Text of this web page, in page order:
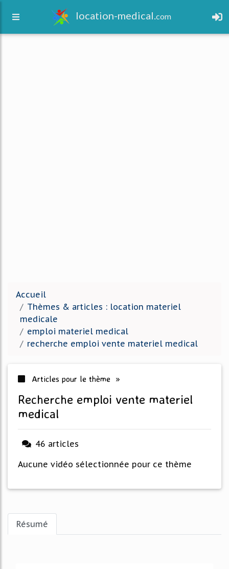
location-medical.com
Accueil
Thèmes & articles : location materiel
medicale
emploi materiel medical
recherche emploi vente materiel medical
Articles pour le thème »
recherche emploi vente materiel
medical
46 articles
Aucune vidéo sélectionnée pour ce thème
Résumé